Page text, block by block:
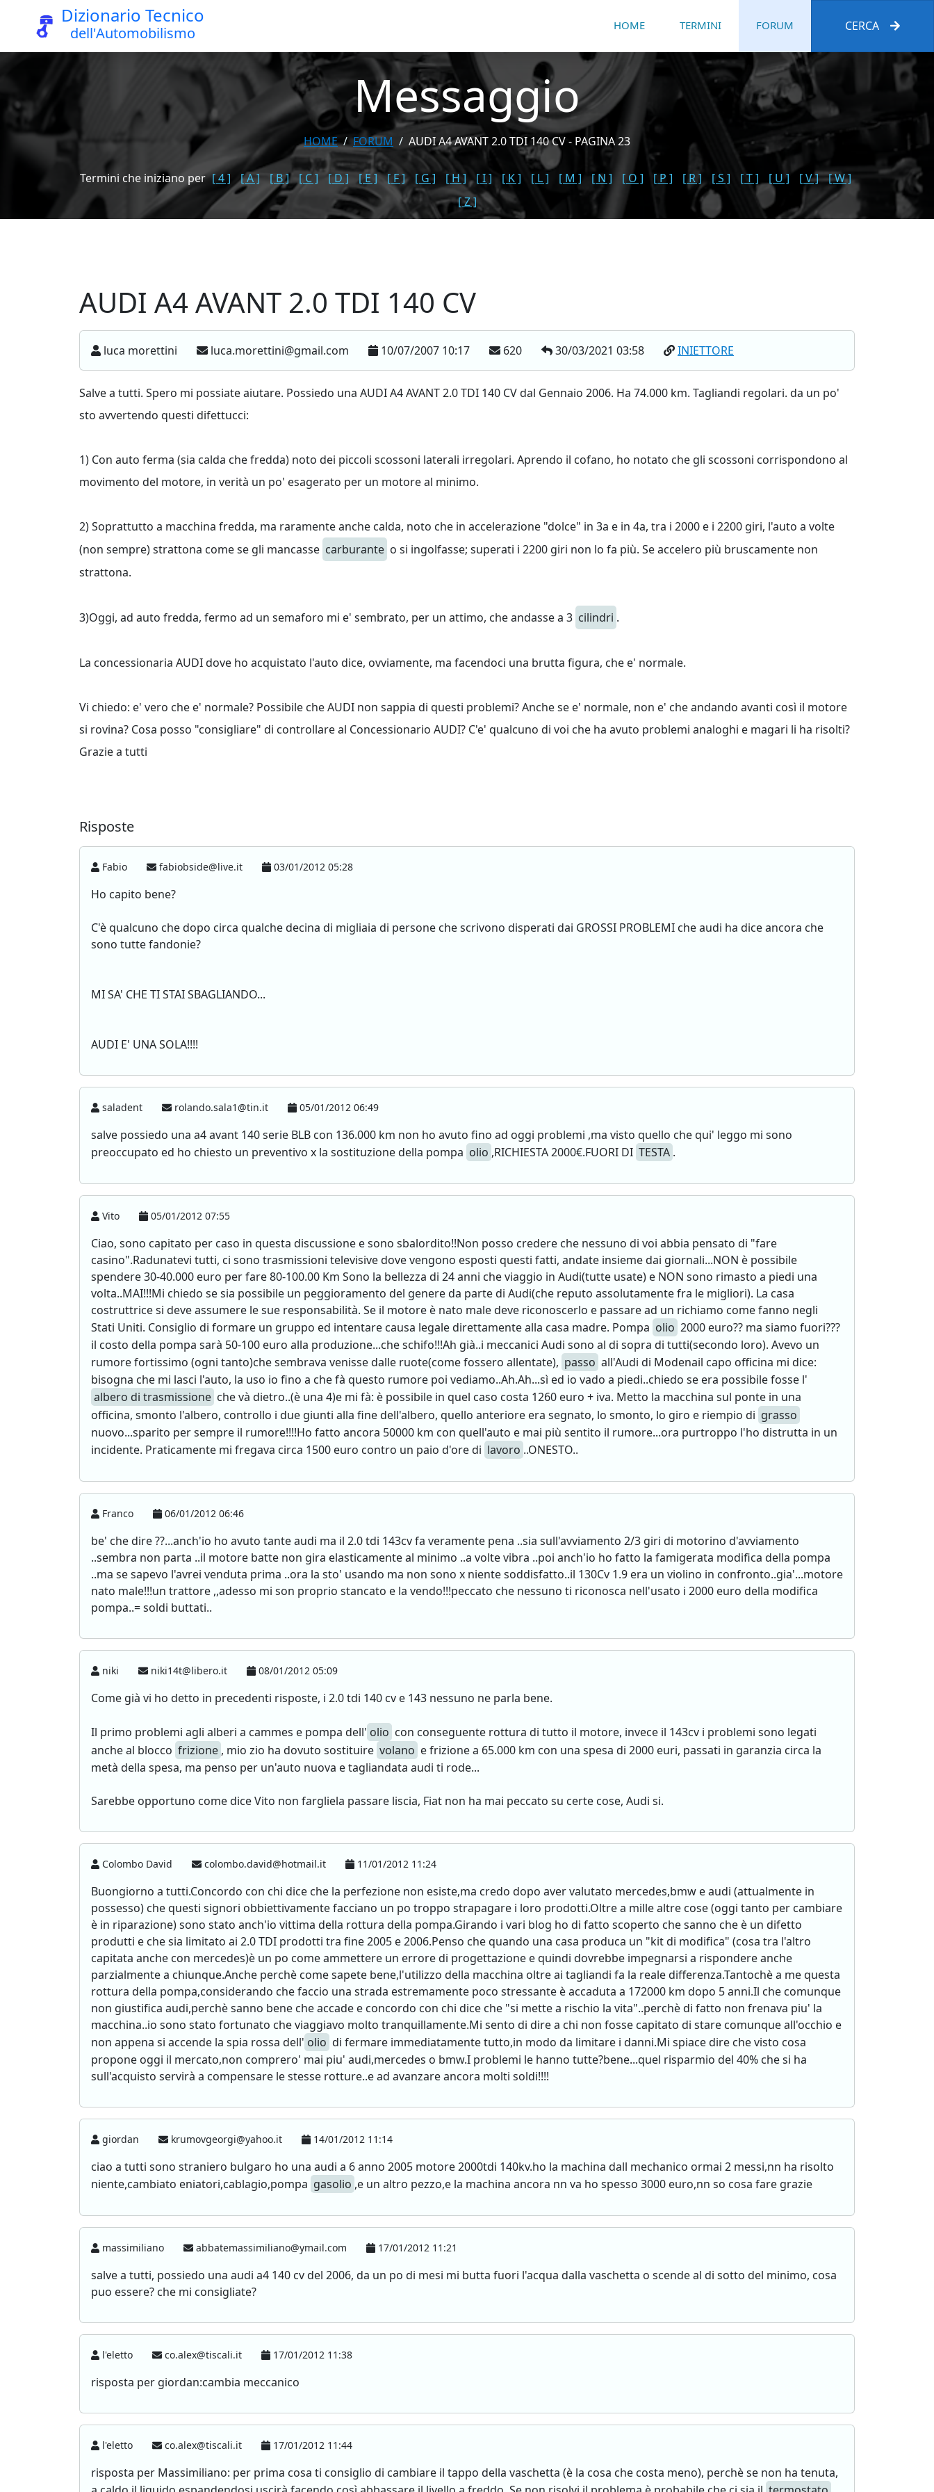
Dizionario Tecnico
dell'Automobilismo HOME TERMINI FORUM CERCA
Messaggio
HOME FORUM AUDI A4 AVANT 2.0 TDI 140 CV - PAGINA 23
Termini che iniziano per [ 4 ] [ A ] [ B ] [ C ] [ D ] [ E ] [ F ] [ G ] [ H ] [ I ] [ K ] [ L ] [ M ] [ N ] [ O ] [ P ] [ R ] [ S ] [ T ] [ U ] [ V ]
[ W ]
[ Z ]
AUDI A4 AVANT 2.0 TDI 140 CV
luca morettini luca.morettini@gmail.com 10/07/2007 10:17 620 30/03/2021 03:58 INIETTORE
Salve a tutti. Spero mi possiate aiutare. Possiedo una AUDI A4 AVANT 2.0 TDI 140 CV dal Gennaio 2006. Ha 74.000 km. Tagliandi regolari. da un po'
sto avvertendo questi difettucci:
1) Con auto ferma (sia calda che fredda) noto dei piccoli scossoni laterali irregolari. Aprendo il cofano, ho notato che gli scossoni corrispondono al
movimento del motore, in verità un po' esagerato per un motore al minimo.
2) Soprattutto a macchina fredda, ma raramente anche calda, noto che in accelerazione "dolce" in 3a e in 4a, tra i 2000 e i 2200 giri, l'auto a volte
(non sempre) strattona come se gli mancasse carburante o si ingolfasse; superati i 2200 giri non lo fa più. Se accelero più bruscamente non
strattona.
3)Oggi, ad auto fredda, fermo ad un semaforo mi e' sembrato, per un attimo, che andasse a 3 cilindri .
La concessionaria AUDI dove ho acquistato l'auto dice, ovviamente, ma facendoci una brutta figura, che e' normale.
Vi chiedo: e' vero che e' normale? Possibile che AUDI non sappia di questi problemi? Anche se e' normale, non e' che andando avanti così il motore
si rovina? Cosa posso "consigliare" di controllare al Concessionario AUDI? C'e' qualcuno di voi che ha avuto problemi analoghi e magari li ha risolti?
Grazie a tutti
Risposte
Fabio fabiobside@live.it 03/01/2012 05:28
Ho capito bene?
C'è qualcuno che dopo circa qualche decina di migliaia di persone che scrivono disperati dai GROSSI PROBLEMI che audi ha dice ancora che
sono tutte fandonie?
MI SA' CHE TI STAI SBAGLIANDO...
AUDI E' UNA SOLA!!!!
saladent rolando.sala1@tin.it 05/01/2012 06:49
salve possiedo una a4 avant 140 serie BLB con 136.000 km non ho avuto fino ad oggi problemi ,ma visto quello che qui' leggo mi sono
preoccupato ed ho chiesto un preventivo x la sostituzione della pompa olio ,RICHIESTA 2000€.FUORI DI TESTA .
Vito 05/01/2012 07:55
Ciao, sono capitato per caso in questa discussione e sono sbalordito!!Non posso credere che nessuno di voi abbia pensato di "fare
casino".Radunatevi tutti, ci sono trasmissioni televisive dove vengono esposti questi fatti, andate insieme dai giornali...NON è possibile
spendere 30-40.000 euro per fare 80-100.00 Km Sono la bellezza di 24 anni che viaggio in Audi(tutte usate) e NON sono rimasto a piedi una
volta..MAI!!!Mi chiedo se sia possibile un peggioramento del genere da parte di Audi(che reputo assolutamente fra le migliori). La casa
costruttrice si deve assumere le sue responsabilità. Se il motore è nato male deve riconoscerlo e passare ad un richiamo come fanno negli
Stati Uniti. Consiglio di formare un gruppo ed intentare causa legale direttamente alla casa madre. Pompa olio 2000 euro?? ma siamo fuori???
il costo della pompa sarà 50-100 euro alla produzione...che schifo!!!Ah già..i meccanici Audi sono al di sopra di tutti(secondo loro). Avevo un
rumore fortissimo (ogni tanto)che sembrava venisse dalle ruote(come fossero allentate), passo all'Audi di Modenail capo officina mi dice:
bisogna che mi lasci l'auto, la uso io fino a che fà questo rumore poi vediamo..Ah.Ah...sì ed io vado a piedi..chiedo se era possibile fosse l'
albero di trasmissione che và dietro..(è una 4)e mi fà: è possibile in quel caso costa 1260 euro + iva. Metto la macchina sul ponte in una
officina, smonto l'albero, controllo i due giunti alla fine dell'albero, quello anteriore era segnato, lo smonto, lo giro e riempio di grasso
nuovo...sparito per sempre il rumore!!!!Ho fatto ancora 50000 km con quell'auto e mai più sentito il rumore...ora purtroppo l'ho distrutta in un
incidente. Praticamente mi fregava circa 1500 euro contro un paio d'ore di lavoro ..ONESTO..
Franco 06/01/2012 06:46
be' che dire ??...anch'io ho avuto tante audi ma il 2.0 tdi 143cv fa veramente pena ..sia sull'avviamento 2/3 giri di motorino d'avviamento
..sembra non parta ..il motore batte non gira elasticamente al minimo ..a volte vibra ..poi anch'io ho fatto la famigerata modifica della pompa
..ma se sapevo l'avrei venduta prima ..ora la sto' usando ma non sono x niente soddisfatto..il 130Cv 1.9 era un violino in confronto..gia'...motore
nato male!!!un trattore ,,adesso mi son proprio stancato e la vendo!!!peccato che nessuno ti riconosca nell'usato i 2000 euro della modifica
pompa..= soldi buttati..
niki niki14t@libero.it 08/01/2012 05:09
Come già vi ho detto in precedenti risposte, i 2.0 tdi 140 cv e 143 nessuno ne parla bene.
Il primo problemi agli alberi a cammes e pompa dell' olio con conseguente rottura di tutto il motore, invece il 143cv i problemi sono legati
anche al blocco frizione , mio zio ha dovuto sostituire volano e frizione a 65.000 km con una spesa di 2000 euri, passati in garanzia circa la
metà della spesa, ma penso per un'auto nuova e tagliandata audi ti rode...
Sarebbe opportuno come dice Vito non fargliela passare liscia, Fiat non ha mai peccato su certe cose, Audi si.
Colombo David colombo.david@hotmail.it 11/01/2012 11:24
Buongiorno a tutti.Concordo con chi dice che la perfezione non esiste,ma credo dopo aver valutato mercedes,bmw e audi (attualmente in
possesso) che questi signori obbiettivamente facciano un po troppo strapagare i loro prodotti.Oltre a mille altre cose (oggi tanto per cambiare
è in riparazione) sono stato anch'io vittima della rottura della pompa.Girando i vari blog ho di fatto scoperto che sanno che è un difetto
produtti e che sia limitato ai 2.0 TDI prodotti tra fine 2005 e 2006.Penso che quando una casa produca un "kit di modifica" (cosa tra l'altro
capitata anche con mercedes)è un po come ammettere un errore di progettazione e quindi dovrebbe impegnarsi a rispondere anche
parzialmente a chiunque.Anche perchè come sapete bene,l'utilizzo della macchina oltre ai tagliandi fa la reale differenza.Tantochè a me questa
rottura della pompa,considerando che faccio una strada estremamente poco stressante è accaduta a 172000 km dopo 5 anni.Il che comunque
non giustifica audi,perchè sanno bene che accade e concordo con chi dice che "si mette a rischio la vita"..perchè di fatto non frenava piu' la
macchina..io sono stato fortunato che viaggiavo molto tranquillamente.Mi sento di dire a chi non fosse capitato di stare comunque all'occhio e
non appena si accende la spia rossa dell' olio di fermare immediatamente tutto,in modo da limitare i danni.Mi spiace dire che visto cosa
propone oggi il mercato,non comprero' mai piu' audi,mercedes o bmw.I problemi le hanno tutte?bene...quel risparmio del 40% che si ha
sull'acquisto servirà a compensare le stesse rotture..e ad avanzare ancora molti soldi!!!!
giordan krumovgeorgi@yahoo.it 14/01/2012 11:14
ciao a tutti sono straniero bulgaro ho una audi a 6 anno 2005 motore 2000tdi 140kv.ho la machina dall mechanico ormai 2 messi,nn ha risolto
niente,cambiato eniatori,cablagio,pompa gasolio ,e un altro pezzo,e la machina ancora nn va ho spesso 3000 euro,nn so cosa fare grazie
massimiliano abbatemassimiliano@ymail.com 17/01/2012 11:21
salve a tutti, possiedo una audi a4 140 cv del 2006, da un po di mesi mi butta fuori l'acqua dalla vaschetta o scende al di sotto del minimo, cosa
puo essere? che mi consigliate?
l'eletto co.alex@tiscali.it 17/01/2012 11:38
risposta per giordan:cambia meccanico
l'eletto co.alex@tiscali.it 17/01/2012 11:44
risposta per Massimiliano: per prima cosa ti consiglio di cambiare il tappo della vaschetta (è la cosa che costa meno), perchè se non ha tenuta,